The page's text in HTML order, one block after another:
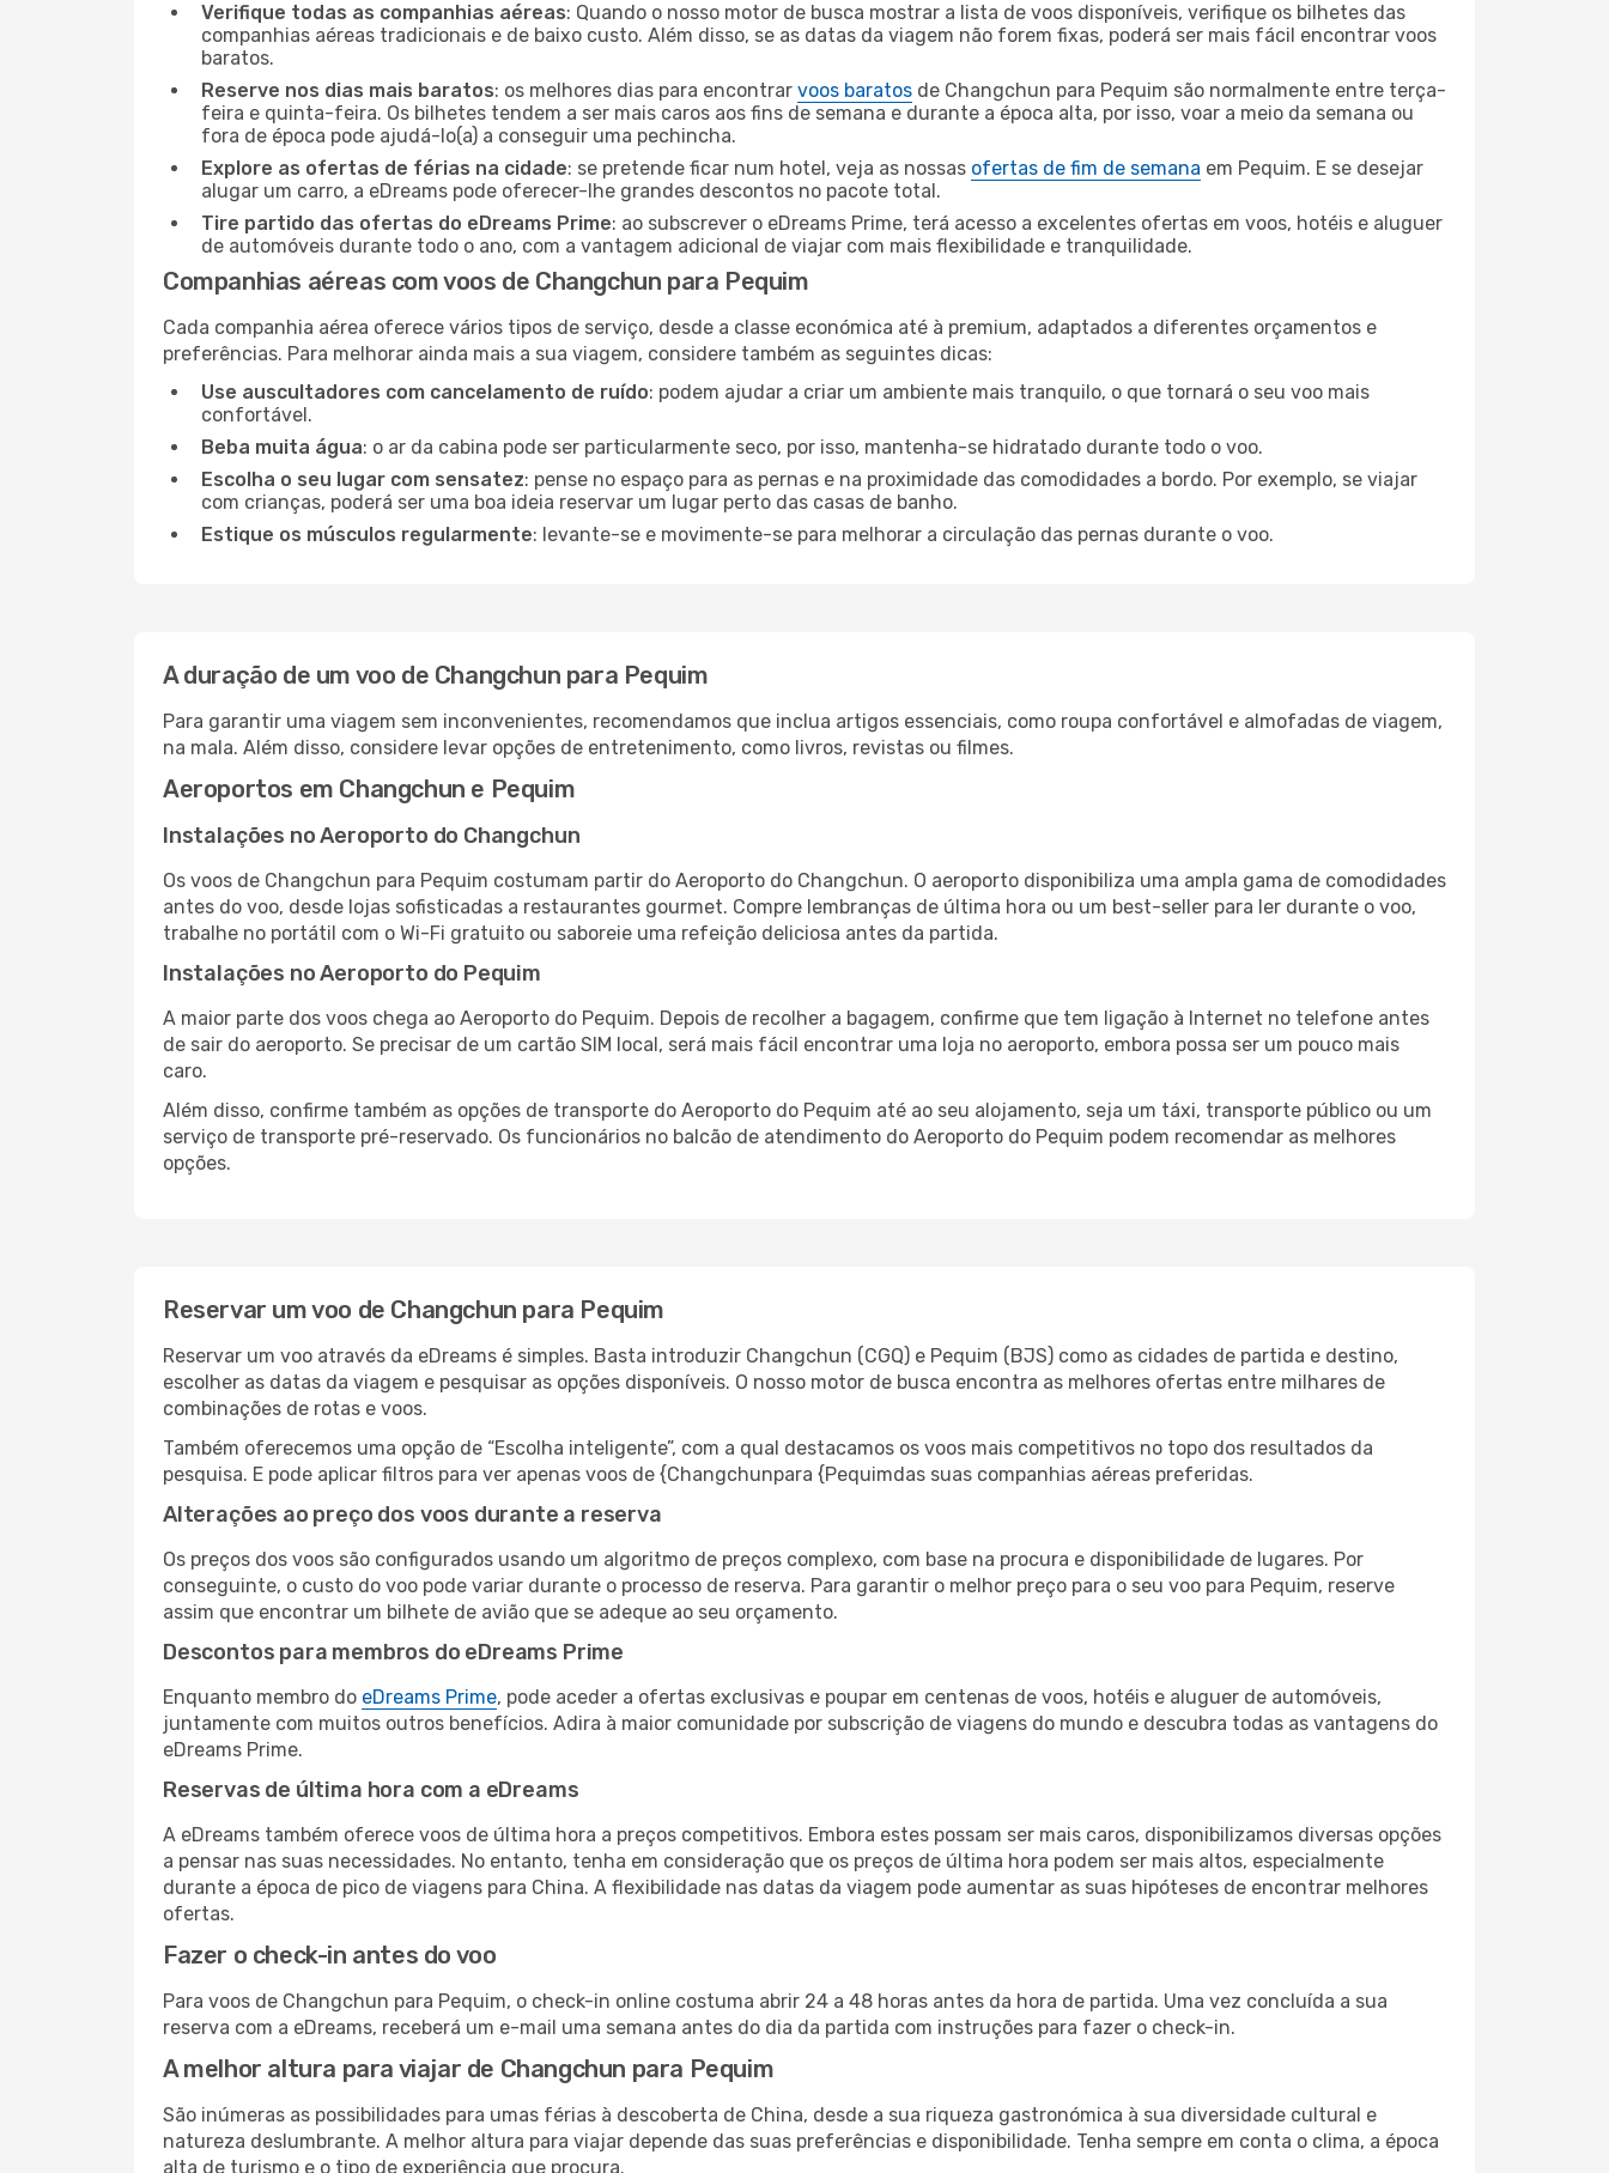
Verifique todas as companhias aéreas: Quando o nosso motor de busca mostrar a lista de voos disponíveis, verifique os bilhetes das
companhias aéreas tradicionais e de baixo custo. Além disso, se as datas da viagem não forem fixas, poderá ser mais fácil encontrar voos
baratos.
Reserve nos dias mais baratos: os melhores dias para encontrar voos baratos de Changchun para Pequim são normalmente entre terça-
feira e quinta-feira. Os bilhetes tendem a ser mais caros aos fins de semana e durante a época alta, por isso, voar a meio da semana ou
fora de época pode ajudá-lo(a) a conseguir uma pechincha.
Explore as ofertas de férias na cidade: se pretende ficar num hotel, veja as nossas ofertas de fim de semana em Pequim. E se desejar
alugar um carro, a eDreams pode oferecer-lhe grandes descontos no pacote total.
Tire partido das ofertas do eDreams Prime: ao subscrever o eDreams Prime, terá acesso a excelentes ofertas em voos, hotéis e aluguer
de automóveis durante todo o ano, com a vantagem adicional de viajar com mais flexibilidade e tranquilidade.
Companhias aéreas com voos de Changchun para Pequim
Cada companhia aérea oferece vários tipos de serviço, desde a classe económica até à premium, adaptados a diferentes orçamentos e
preferências. Para melhorar ainda mais a sua viagem, considere também as seguintes dicas:
Use auscultadores com cancelamento de ruído: podem ajudar a criar um ambiente mais tranquilo, o que tornará o seu voo mais
confortável.
Beba muita água: o ar da cabina pode ser particularmente seco, por isso, mantenha-se hidratado durante todo o voo.
Escolha o seu lugar com sensatez: pense no espaço para as pernas e na proximidade das comodidades a bordo. Por exemplo, se viajar
com crianças, poderá ser uma boa ideia reservar um lugar perto das casas de banho.
Estique os músculos regularmente: levante-se e movimente-se para melhorar a circulação das pernas durante o voo.
A duração de um voo de Changchun para Pequim
Para garantir uma viagem sem inconvenientes, recomendamos que inclua artigos essenciais, como roupa confortável e almofadas de viagem,
na mala. Além disso, considere levar opções de entretenimento, como livros, revistas ou filmes.
Aeroportos em Changchun e Pequim
Instalações no Aeroporto do Changchun
Os voos de Changchun para Pequim costumam partir do Aeroporto do Changchun. O aeroporto disponibiliza uma ampla gama de comodidades
antes do voo, desde lojas sofisticadas a restaurantes gourmet. Compre lembranças de última hora ou um best-seller para ler durante o voo,
trabalhe no portátil com o Wi-Fi gratuito ou saboreie uma refeição deliciosa antes da partida.
Instalações no Aeroporto do Pequim
A maior parte dos voos chega ao Aeroporto do Pequim. Depois de recolher a bagagem, confirme que tem ligação à Internet no telefone antes
de sair do aeroporto. Se precisar de um cartão SIM local, será mais fácil encontrar uma loja no aeroporto, embora possa ser um pouco mais
caro.
Além disso, confirme também as opções de transporte do Aeroporto do Pequim até ao seu alojamento, seja um táxi, transporte público ou um
serviço de transporte pré-reservado. Os funcionários no balcão de atendimento do Aeroporto do Pequim podem recomendar as melhores
opções.
Reservar um voo de Changchun para Pequim
Reservar um voo através da eDreams é simples. Basta introduzir Changchun (CGQ) e Pequim (BJS) como as cidades de partida e destino,
escolher as datas da viagem e pesquisar as opções disponíveis. O nosso motor de busca encontra as melhores ofertas entre milhares de
combinações de rotas e voos.
Também oferecemos uma opção de “Escolha inteligente”, com a qual destacamos os voos mais competitivos no topo dos resultados da
pesquisa. E pode aplicar filtros para ver apenas voos de {Changchunpara {Pequimdas suas companhias aéreas preferidas.
Alterações ao preço dos voos durante a reserva
Os preços dos voos são configurados usando um algoritmo de preços complexo, com base na procura e disponibilidade de lugares. Por
conseguinte, o custo do voo pode variar durante o processo de reserva. Para garantir o melhor preço para o seu voo para Pequim, reserve
assim que encontrar um bilhete de avião que se adeque ao seu orçamento.
Descontos para membros do eDreams Prime
Enquanto membro do eDreams Prime, pode aceder a ofertas exclusivas e poupar em centenas de voos, hotéis e aluguer de automóveis,
juntamente com muitos outros benefícios. Adira à maior comunidade por subscrição de viagens do mundo e descubra todas as vantagens do
eDreams Prime.
Reservas de última hora com a eDreams
A eDreams também oferece voos de última hora a preços competitivos. Embora estes possam ser mais caros, disponibilizamos diversas opções
a pensar nas suas necessidades. No entanto, tenha em consideração que os preços de última hora podem ser mais altos, especialmente
durante a época de pico de viagens para China. A flexibilidade nas datas da viagem pode aumentar as suas hipóteses de encontrar melhores
ofertas.
Fazer o check-in antes do voo
Para voos de Changchun para Pequim, o check-in online costuma abrir 24 a 48 horas antes da hora de partida. Uma vez concluída a sua
reserva com a eDreams, receberá um e-mail uma semana antes do dia da partida com instruções para fazer o check-in.
A melhor altura para viajar de Changchun para Pequim
São inúmeras as possibilidades para umas férias à descoberta de China, desde a sua riqueza gastronómica à sua diversidade cultural e
natureza deslumbrante. A melhor altura para viajar depende das suas preferências e disponibilidade. Tenha sempre em conta o clima, a época
alta de turismo e o tipo de experiência que procura.